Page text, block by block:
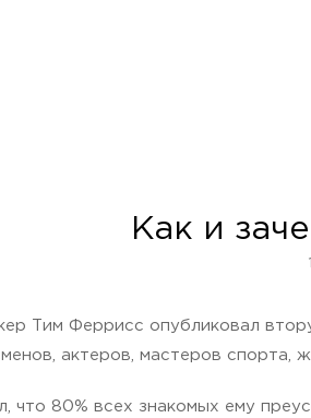
Как и
Тим Феррисс опубликовал
актеров, мастеров спорта,
что 80% всех знакомых ему